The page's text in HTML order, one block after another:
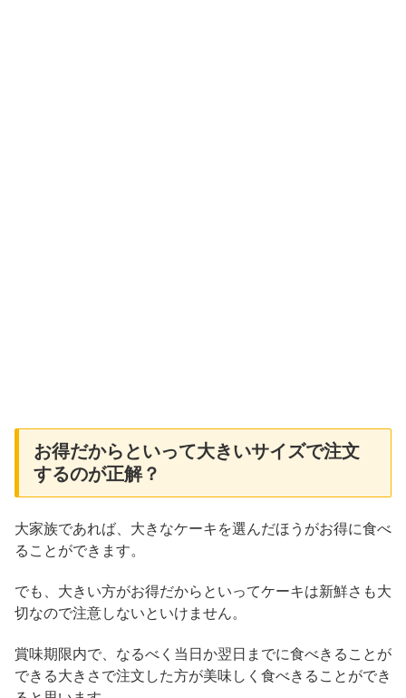
お得だからといって大きいサイズで注文
するのが正解？
大家族であれば、大きなケーキを選んだほうがお得に食べ
ることができます。
でも、大きい方がお得だからといってケーキは新鮮さも大
切なので注意しないといけません。
賞味期限内で、なるべく当日か翌日までに食べきることが
できる大きさで注文した方が美味しく食べきることができ